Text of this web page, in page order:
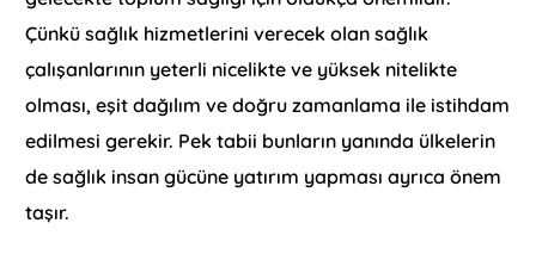
Çünkü sağlık hizmetlerini verecek olan sağlık
çalışanlarının yeterli nicelikte ve yüksek nitelikte
olması, eşit dağılım ve doğru zamanlama ile istihdam
edilmesi gerekir. Pek tabii bunların yanında ülkelerin
de sağlık insan gücüne yatırım yapması ayrıca önem
taşır.